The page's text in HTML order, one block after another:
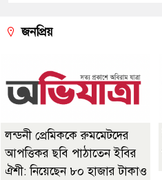
জনপ্রিয়
লন্ডনী প্রেমিককে রুমমেটদের
আপত্তিকর ছবি পাঠাতেন ইবির
ঐশী: নিয়েছেন ৮০ হাজার টাকাও